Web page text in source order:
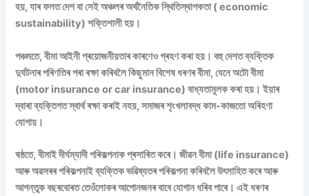
হয়, যাৰ ফলত দেশ বা সেই অঞ্চলৰ অৰ্থনৈতিক স্থিতিস্থাপকতা ( economic
sustainability) শক্তিশালী হয়।
পঞ্চমতে, বীমা আইনী প্ৰয়োজনীয়তাৰ কাৰণেও গ্ৰহণ কৰা হয়। বহু দেশত ব্যক্তিক
দুৰ্ঘটনাৰ পৰিণতিৰ পৰা ৰক্ষা কৰিবলৈ কিছুমান বিশেষ ধৰণৰ বীমা, যেনে অটো বীমা
(motor insurance or car insurance) বাধ্যতামূলক কৰা হয়। ইয়াৰ
দ্বাৰা ব্যক্তিগত স্বাৰ্থ ৰক্ষা কৰাই নহয়, সমাজৰ শৃংখলাবদ্ধ কাম-কাজতো অৰিহণা
যোগায়।
ষষ্ঠতে, বীমাই দীৰ্ঘম্যাদী পৰিকল্পনাক প্ৰসাৰিত কৰে। জীৱন বীমা (life insurance)
আৰু অৱসৰৰ পৰিকল্পনাই ব্যক্তিক ভৱিষ্যতৰ পৰিকল্পনা কৰিবলৈ উৎসাহিত কৰে আৰু
আগন্তুক বছৰবোৰত তেওঁলোকৰ আপোনজনৰ বাবে যোগান ধৰিব পাৰে। এই ধৰণৰ